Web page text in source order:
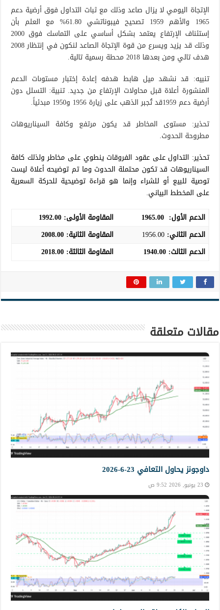
الإتجاة اليومي لا يزال صاعد وذلك مع ثبات التداول فوق أرضية دعم
1965 والأهم 1959 تصحيح فيبوناتشي 61.80% مع العلم بأن
إستئناف الإرتفاع يعتمد بشكل أساسي على التماسك فوق 2000
وذلك قد يزيد ويسرع من قوة الإتجاة الصاعد لنكون في إنتظار 2008
هدف تالي ومن بعدها 2018 محطة رسمية تالية.
تنبيه: قد نشهد ميل هابط هدفه إعادة إختبار مستوىات الدعم
المنشورة أعلاة قبل محاولات الإرتفاع من جديد. تنبية: التسلل دون
أرضية دعم 1959قد تُجبر الذهب على زيارة 1956 و1950 مبدئياً.
تحذير: مستوى المخاطر قد يكون مرتفع وكافة السيناريوهات
مطروحة الحدوث.
تحذير: التداول على عقود الفروقات ينطوي على مخاطر ولذلك كافة
السيناريوهات قد تكون محتملة الحدوث وما تم توضيحه أعلاة ليست
توصية للبيع أو للشراء وإنما هو قراءة توضيحية للحركة السعرية
على المخطط البياني.
الدعم الأول: 1965.00 المقاومة الأولى: 1992.00
الدعم الثاني:
المقاومة الثانية: 2008.00
الدعم الثالث:
1940.00 المقاومة الثالثة: 2018.00
مقالات متعلقة
داوجونز يحاول التعافي 23-6-2026
23 يونيو, 2026 9:52 ص